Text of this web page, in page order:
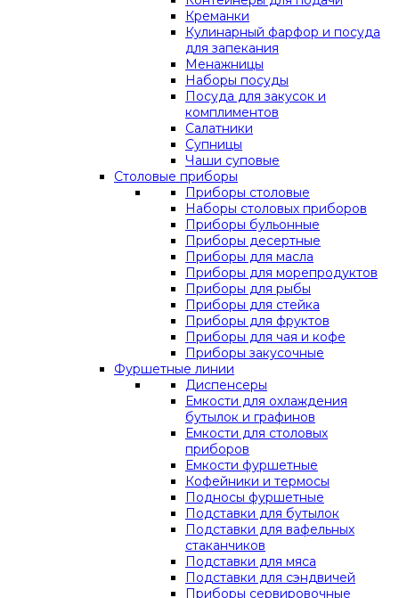
Креманки
Кулинарный фарфор и посуда
для запекания
Менажницы
Наборы посуды
Посуда для закусок и
комплиментов
Салатники
Супницы
Чаши суповые
Столовые приборы
Приборы столовые
Наборы столовых приборов
Приборы бульонные
Приборы десертные
Приборы для масла
Приборы для морепродуктов
Приборы для рыбы
Приборы для стейка
Приборы для фруктов
Приборы для чая и кофе
Приборы закусочные
Фуршетные линии
Диспенсеры
Емкости для охлаждения
бутылок и графинов
Емкости для столовых
приборов
Емкости фуршетные
Кофейники и термосы
Подносы фуршетные
Подставки для бутылок
Подставки для вафельных
стаканчиков
Подставки для мяса
Подставки для сэндвичей
Приборы сервировочные